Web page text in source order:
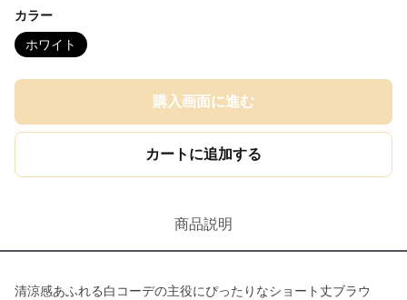
カラー
ホワイト
購入画面に進む
カートに追加する
商品説明
清涼感あふれる白コーデの主役にぴったりなショート丈ブラウ